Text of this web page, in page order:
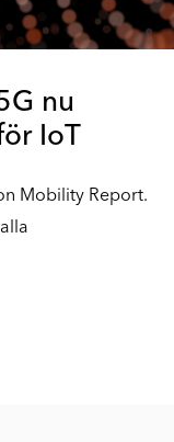
nu
IoT
Mobility Report.